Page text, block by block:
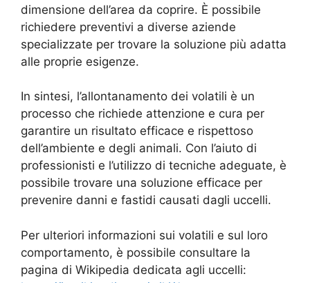
dimensione dell’area da coprire. È possibile
richiedere preventivi a diverse aziende
specializzate per trovare la soluzione più adatta
alle proprie esigenze.
In sintesi, l’allontanamento dei volatili è un
processo che richiede attenzione e cura per
garantire un risultato efficace e rispettoso
dell’ambiente e degli animali. Con l’aiuto di
professionisti e l’utilizzo di tecniche adeguate, è
possibile trovare una soluzione efficace per
prevenire danni e fastidi causati dagli uccelli.
Per ulteriori informazioni sui volatili e sul loro
comportamento, è possibile consultare la
pagina di Wikipedia dedicata agli uccelli: